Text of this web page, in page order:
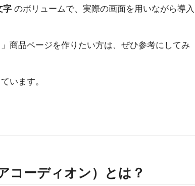
字 のボリュームで、実際の画面を用いながら導入
商品ページを作りたい方は、ぜひ参考にしてみ
います。
コーディオン）とは？